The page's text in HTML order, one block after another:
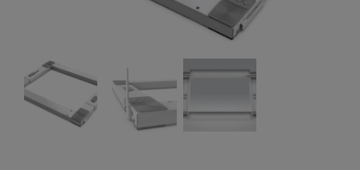
Εικόνα – Ήχος
Ανεμιστήρες